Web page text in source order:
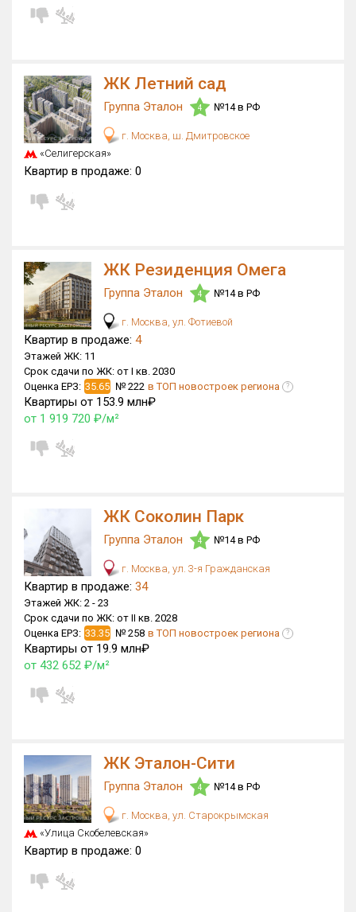
ЖК Летний сад
Группа Эталон 4 №14 в РФ
г. Москва, ш. Дмитровское
«Селигерская»
Квартир в продаже: 0
ЖК Резиденция Омега
Группа Эталон 4 №14 в РФ
г. Москва, ул. Фотиевой
Квартир в продаже: 4
Этажей ЖК: 11
Срок сдачи по ЖК: от I кв. 2030
Оценка ЕРЗ: 35.65 № 222 в ТОП новостроек региона ?
Квартиры от 153.9 млн₽
от 1 919 720 ₽/м²
ЖК Соколин Парк
Группа Эталон 4 №14 в РФ
г. Москва, ул. 3-я Гражданская
Квартир в продаже: 34
Этажей ЖК: 2 - 23
Срок сдачи по ЖК: от II кв. 2028
Оценка ЕРЗ: 33.35 № 258 в ТОП новостроек региона ?
Квартиры от 19.9 млн₽
от 432 652 ₽/м²
ЖК Эталон-Сити
Группа Эталон 4 №14 в РФ
г. Москва, ул. Старокрымская
«Улица Скобелевская»
Квартир в продаже: 0